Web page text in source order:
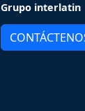
Grupo interlatin